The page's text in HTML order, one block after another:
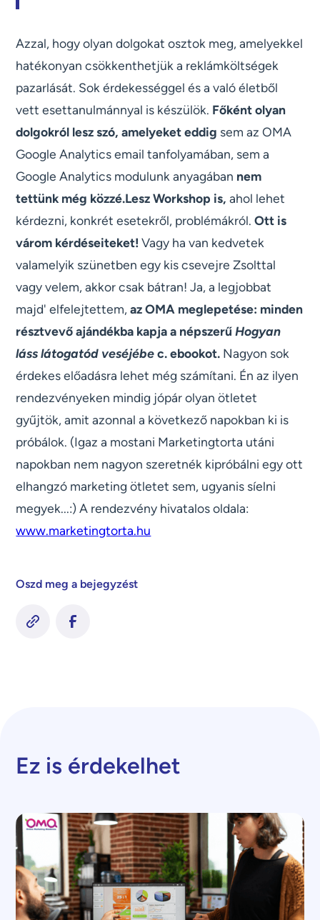
Azzal, hogy olyan dolgokat osztok meg, amelyekkel
hatékonyan csökkenthetjük a reklámköltségek
pazarlását. Sok érdekességgel és a való életből
vett esettanulmánnyal is készülök. Főként olyan
dolgokról lesz szó, amelyeket eddig sem az OMA
Google Analytics email tanfolyamában, sem a
Google Analytics modulunk anyagában nem
tettünk még közzé.Lesz Workshop is, ahol lehet
kérdezni, konkrét esetekről, problémákról.Ott is
várom kérdéseiteket! Vagy ha van kedvetek
valamelyik szünetben egy kis csevejre Zsolttal
vagy velem, akkor csak bátran! Ja, a legjobbat
majd' elfelejtettem,az OMA meglepetése: minden
résztvevő ajándékba kapja a népszerűHogyan
láss látogatód veséjébec. ebookot. Nagyon sok
érdekes előadásra lehet még számítani. Én az ilyen
rendezvényeken mindig jópár olyan ötletet
gyűjtök, amit azonnal a következő napokban ki is
próbálok. (Igaz a mostani Marketingtorta utáni
napokban nem nagyon szeretnék kipróbálni egy ott
elhangzó marketing ötletet sem, ugyanis síelni
megyek...:) A rendezvény hivatalos oldala:
www.marketingtorta.hu
Oszd meg a bejegyzést
Ez is érdekelhet